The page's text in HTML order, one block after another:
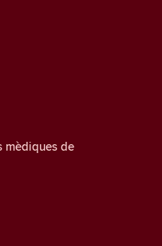
mèdiques de